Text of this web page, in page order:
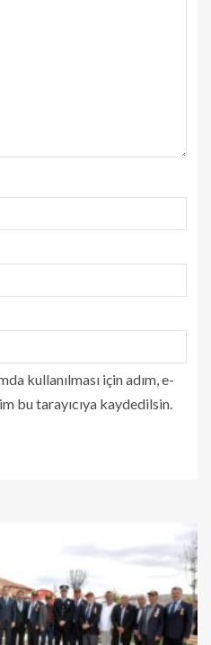
kullanılması için adım, e-
bu tarayıcıya kaydedilsin.